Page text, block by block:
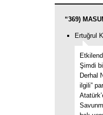
“369)
Ertuğrul
Şimdi
Derhal
ilgili”